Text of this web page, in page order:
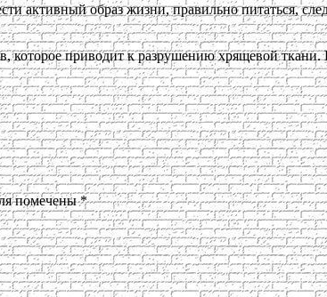
активный образ жизни, правильно питаться,
которое приводит к разрушению хрящевой
помечены*